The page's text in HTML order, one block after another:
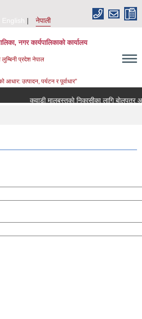
English
नेपाली
नगर कार्यपालिकाको कार्यालय
लुम्बिनी प्रदेश नेपाल
आधार: उत्पादन, पर्यटन र पूर्वाधार”
कवाडी मालबस्तुकाे निकासीका लागि बाेलपत्र